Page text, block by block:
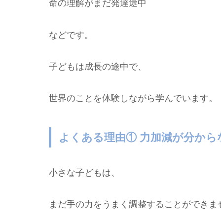
命の理解がまだ発達途中
などです。
子どもは成長の途中で、
世界のことを体験しながら学んでいます。
よくある理由① 力加減が分から
小さな子どもは、
まだ手の力をうまく調整することができま